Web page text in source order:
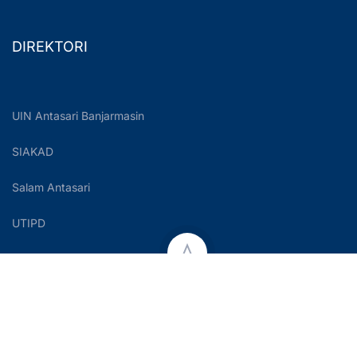
DIREKTORI
UIN Antasari Banjarmasin
SIAKAD
Salam Antasari
UTIPD